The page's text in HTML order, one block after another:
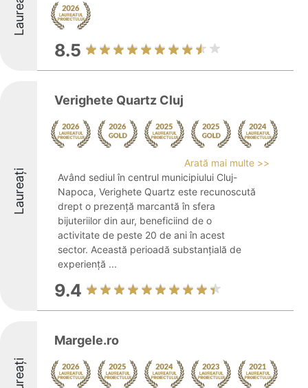
Laureați
8.5
Laureați
Verighete Quartz Cluj
Arată mai multe >>
Având sediul în centrul municipiului Cluj-
Napoca, Verighete Quartz este recunoscută
drept o prezență marcantă în sfera
bijuteriilor din aur, beneficiind de o
activitate de peste 20 de ani în acest
sector. Această perioadă substanțială de
experiență ...
9.4
Margele.ro